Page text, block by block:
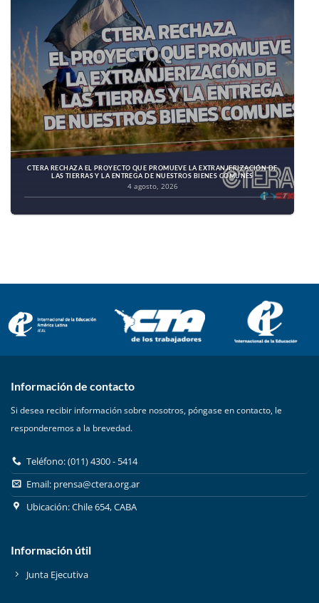
CTERA RECHAZA EL PROYECTO QUE PROMUEVE LA EXTRANJERIZACIÓN DE
LAS TIERRAS Y LA ENTREGA DE NUESTROS BIENES COMUNES
4 agosto, 2026
Información de contacto
Si desea recibir información sobre nosotros, póngase en contacto, le
responderemos a la brevedad.
Teléfono: (011) 4300 - 5414
Email: prensa@ctera.org.ar
Ubicación: Chile 654, CABA
Información útil
Junta Ejecutiva